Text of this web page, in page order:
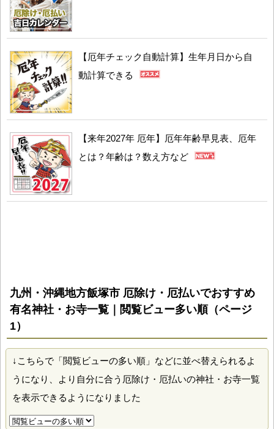
【厄年チェック自動計算】生年月日から自
動計算できる
【来年2027年 厄年】厄年年齢早見表、厄年
とは？年齢は？数え方など
九州・沖縄地方飯塚市 厄除け・厄払いでおすすめ
有名神社・お寺一覧｜閲覧ビュー多い順（ページ
1）
↓こちらで「閲覧ビューの多い順」などに並べ替えられるよ
うになり、より自分に合う厄除け・厄払いの神社・お寺一覧
を表示できるようになりました